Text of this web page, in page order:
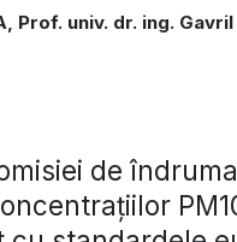
Prof. univ. dr. ing. Gavril
de